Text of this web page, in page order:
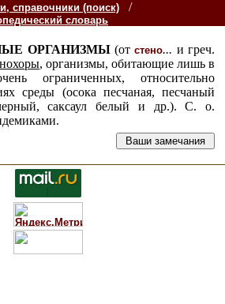
справочники (поиск) /
словарь
ОРГАНИЗМЫ (отстено... и греч.
, организмы, обитающие лишь в
ограниченных, относительно
среды (осока песчаная, песчаный
саксаул белый и др.). С. о.